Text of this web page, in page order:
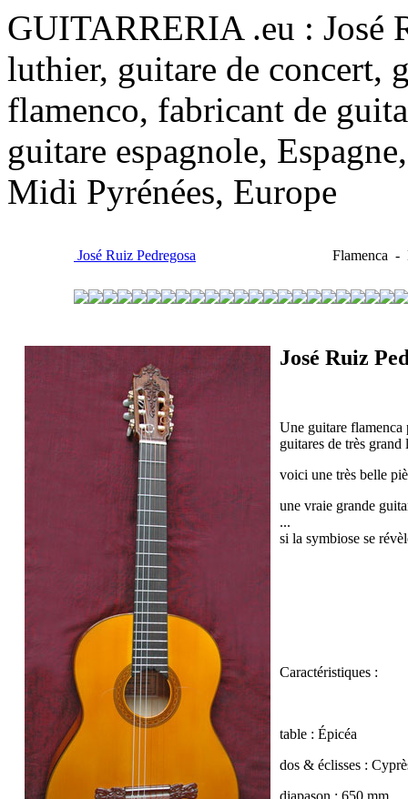
GUITARRERIA .eu : José
luthier, guitare de concert,
flamenco, fabricant de
guitare espagnole,
Midi Pyrénées, Europe
José Ruiz Pedregosa Flamenca -
José Ruiz
Une guitare flamenca
guitares de très grand
voici une très belle
une vraie grande
...
si la symbiose se
Caractéristiques :
table : Épicéa
dos & éclisses :
diapason : 650 mm.